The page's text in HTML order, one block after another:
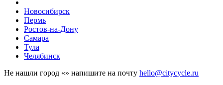
Новосибирск
Пермь
Ростов-на-Дону
Самара
Тула
Челябинск
Не нашли город «» напишите на почту hello@citycycle.ru